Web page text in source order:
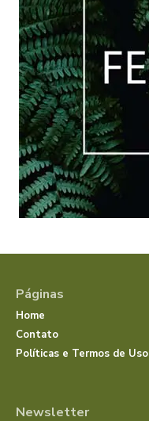
Páginas
Home
Contato
Políticas e Termos de Uso
Newsletter